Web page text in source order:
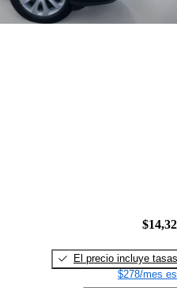
El precio incluye tasas
$278/mes